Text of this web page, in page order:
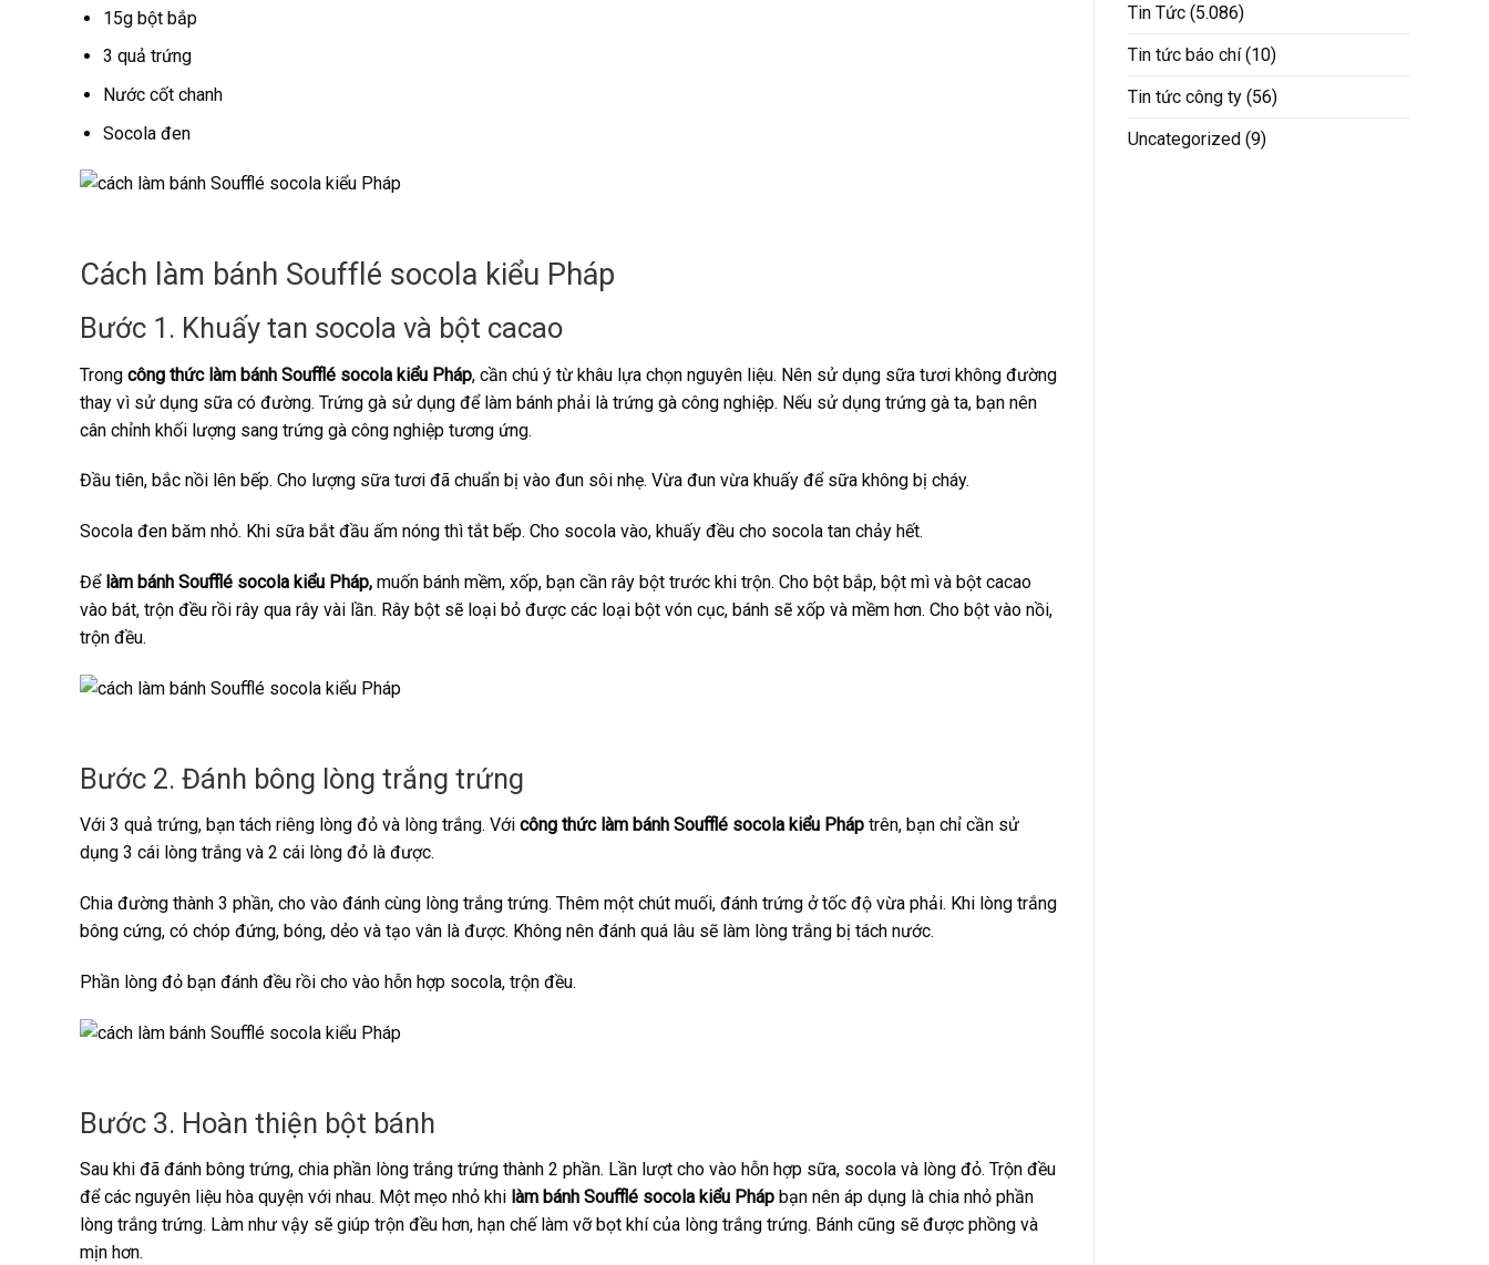
15g bột bắp
3 quả trứng
Nước cốt chanh
Socola đen
Cách làm bánh Soufflé socola kiểu Pháp
Bước 1. Khuấy tan socola và bột cacao
Trong công thức làm bánh Soufflé socola kiểu Pháp, cần chú ý từ khâu lựa chọn nguyên liệu. Nên sử dụng sữa tươi không đường
thay vì sử dụng sữa có đường. Trứng gà sử dụng để làm bánh phải là trứng gà công nghiệp. Nếu sử dụng trứng gà ta, bạn nên
cân chỉnh khối lượng sang trứng gà công nghiệp tương ứng.
Đầu tiên, bắc nồi lên bếp. Cho lượng sữa tươi đã chuẩn bị vào đun sôi nhẹ. Vừa đun vừa khuấy để sữa không bị cháy.
Socola đen băm nhỏ. Khi sữa bắt đầu ấm nóng thì tắt bếp. Cho socola vào, khuấy đều cho socola tan chảy hết.
Để làm bánh Soufflé socola kiểu Pháp, muốn bánh mềm, xốp, bạn cần rây bột trước khi trộn. Cho bột bắp, bột mì và bột cacao
vào bát, trộn đều rồi rây qua rây vài lần. Rây bột sẽ loại bỏ được các loại bột vón cục, bánh sẽ xốp và mềm hơn. Cho bột vào nồi,
trộn đều.
Bước 2. Đánh bông lòng trắng trứng
Với 3 quả trứng, bạn tách riêng lòng đỏ và lòng trắng. Với công thức làm bánh Soufflé socola kiểu Pháp trên, bạn chỉ cần sử
dụng 3 cái lòng trắng và 2 cái lòng đỏ là được.
Chia đường thành 3 phần, cho vào đánh cùng lòng trắng trứng. Thêm một chút muối, đánh trứng ở tốc độ vừa phải. Khi lòng trắng
bông cứng, có chóp đứng, bóng, dẻo và tạo vân là được. Không nên đánh quá lâu sẽ làm lòng trắng bị tách nước.
Phần lòng đỏ bạn đánh đều rồi cho vào hỗn hợp socola, trộn đều.
Bước 3. Hoàn thiện bột bánh
Sau khi đã đánh bông trứng, chia phần lòng trắng trứng thành 2 phần. Lần lượt cho vào hỗn hợp sữa, socola và lòng đỏ. Trộn đều
để các nguyên liệu hòa quyện với nhau. Một mẹo nhỏ khi làm bánh Soufflé socola kiểu Pháp bạn nên áp dụng là chia nhỏ phần
lòng trắng trứng. Làm như vậy sẽ giúp trộn đều hơn, hạn chế làm vỡ bọt khí của lòng trắng trứng. Bánh cũng sẽ được phồng và
mịn hơn.
Tin Tức (5.086)
Tin tức báo chí(10)
Tin tức công ty (56)
Uncategorized (9)